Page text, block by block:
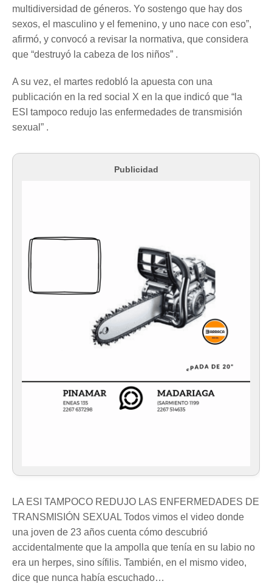
multidiversidad de géneros. Yo sostengo que hay dos
sexos, el masculino y el femenino, y uno nace con eso”,
afirmó, y convocó a revisar la normativa, que considera
que “destruyó la cabeza de los niños” .
A su vez, el martes redobló la apuesta con una
publicación en la red social X en la que indicó que “la
ESI tampoco redujo las enfermedades de transmisión
sexual” .
Publicidad
LA ESI TAMPOCO REDUJO LAS ENFERMEDADES DE
TRANSMISIÓN SEXUAL Todos vimos el video donde
una joven de 23 años cuenta cómo descubrió
accidentalmente que la ampolla que tenía en su labio no
era un herpes, sino sífilis. También, en el mismo video,
dice que nunca había escuchado…